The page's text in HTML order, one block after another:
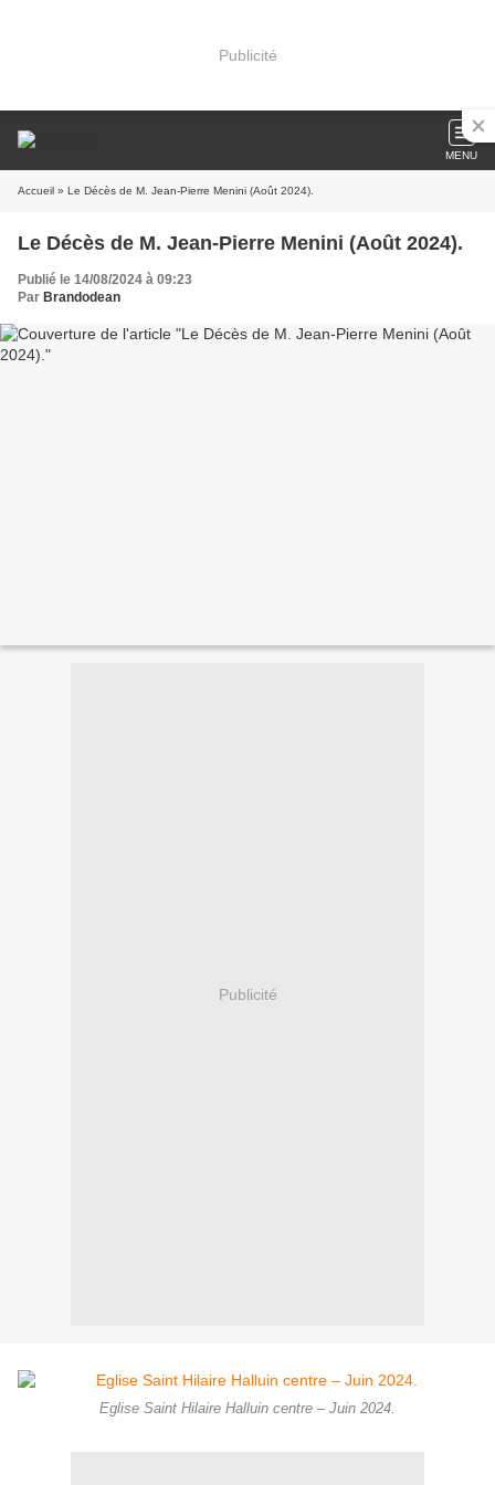
Publicité
MENU
Accueil » Le Décès de M. Jean-Pierre Menini (Août 2024).
Le Décès de M. Jean-Pierre Menini (Août 2024).
Publié le 14/08/2024 à 09:23
Par Brandodean
Publicité
Eglise Saint Hilaire Halluin centre – Juin 2024.